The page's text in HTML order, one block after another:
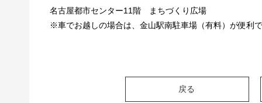
名古屋都市センター11階 まちづくり広場
※車でお越しの場合は、金山駅南駐車場（有料）が便利
戻る